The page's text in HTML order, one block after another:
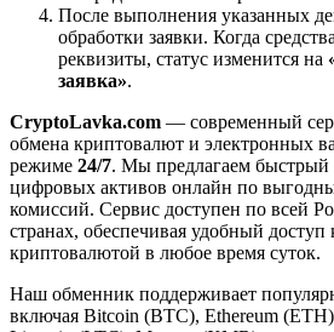
После выполнения указанных
обработки заявки. Когда
реквизиты, статус изменится на
заявка».
CryptoLavka.com — современный
обмена криптовалют и электронных
режиме 24/7. Мы предлагаем
цифровых активов онлайн по
комиссий. Сервис доступен по всей
странах, обеспечивая удобный доступ
криптовалютой в любое время суток.
Наш обменник поддерживает
включая Bitcoin (BTC), Ethereum